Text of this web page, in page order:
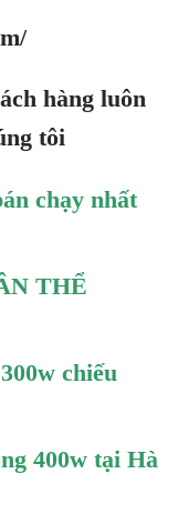
hàng luôn
tôi
chạy nhất
THỂ
chiếu
400w tại Hà